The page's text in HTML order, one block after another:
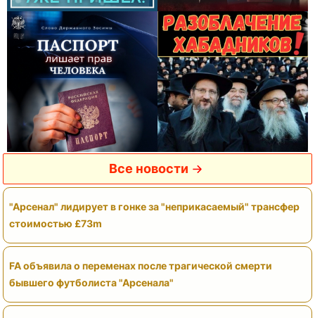
Все новости
"Арсенал" лидирует в гонке за "неприкасаемый" трансфер
стоимостью £73m
FA объявила о переменах после трагической смерти
бывшего футболиста "Арсенала"